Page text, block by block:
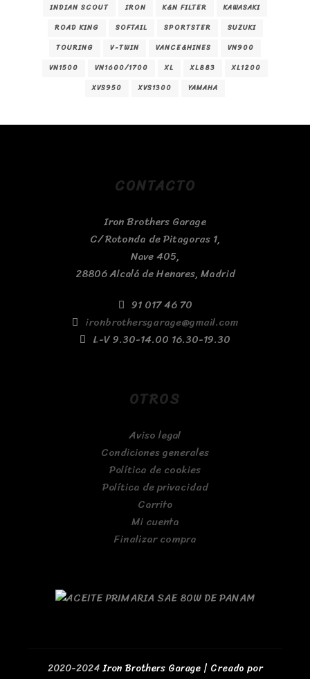
INDIAN SCOUT
IRON K&N FILTER
KAWASAKI
ROAD KING
SOFTAIL SPORTSTER
SUZUKI
TOURING
V-TWIN VANCE&HINES
VN900
VN1500
VN1600/1700 XL XL883
XL1200
XVS950
XVS1300 YAMAHA
CONTACTO
Iron Brothers Garage
C/ Rotonda de Pitagoras 1,
Nave 405,
28806 Alcalá de Henares, Madrid
91 017 46 70
ironbrothersgarage@gmail.com
L-V 9.30-14.00 16.30-19.30
OTROS
Aviso legal
Condiciones generales
Política de cookies
Política de privacidad
Carrito
Mi cuenta
Finalizar compra
2020-2024Iron Brothers Garage | Creado por